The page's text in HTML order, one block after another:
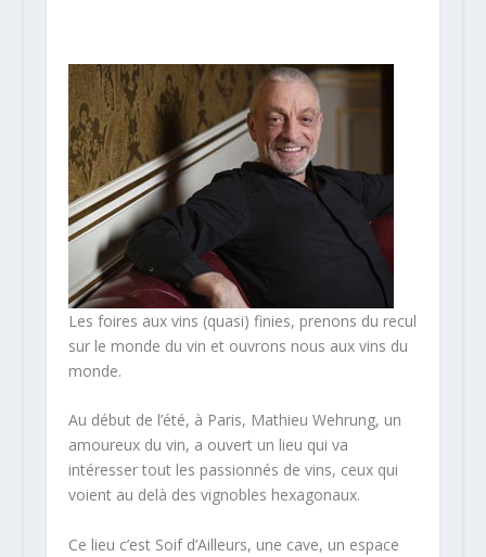
Les foires aux vins (quasi) finies, prenons du recul
sur le monde du vin et ouvrons nous aux vins du
monde.
Au début de l’été, à Paris, Mathieu Wehrung, un
amoureux du vin, a ouvert un lieu qui va
intéresser tout les passionnés de vins, ceux qui
voient au delà des vignobles hexagonaux.
Ce lieu c’est Soif d’Ailleurs, une cave, un espace